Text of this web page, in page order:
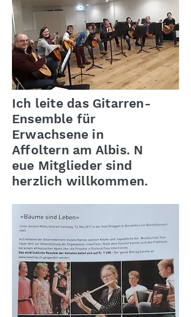
Ich leite das Gitarren-
Ensemble für
Erwachsene in
Affoltern am Albis. N
eue Mitglieder sind
herzlich willkommen.